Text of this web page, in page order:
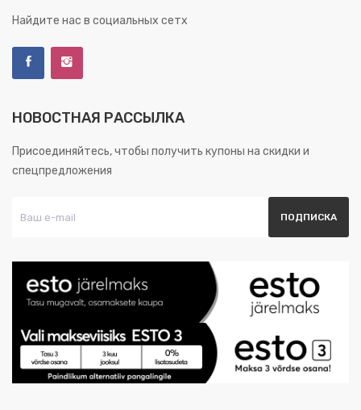
Найдите нас в социальных сетх
НОВОСТНАЯ РАССЫЛКА
Присоединяйтесь, чтобы получить купоны на скидки и
спецпредложения